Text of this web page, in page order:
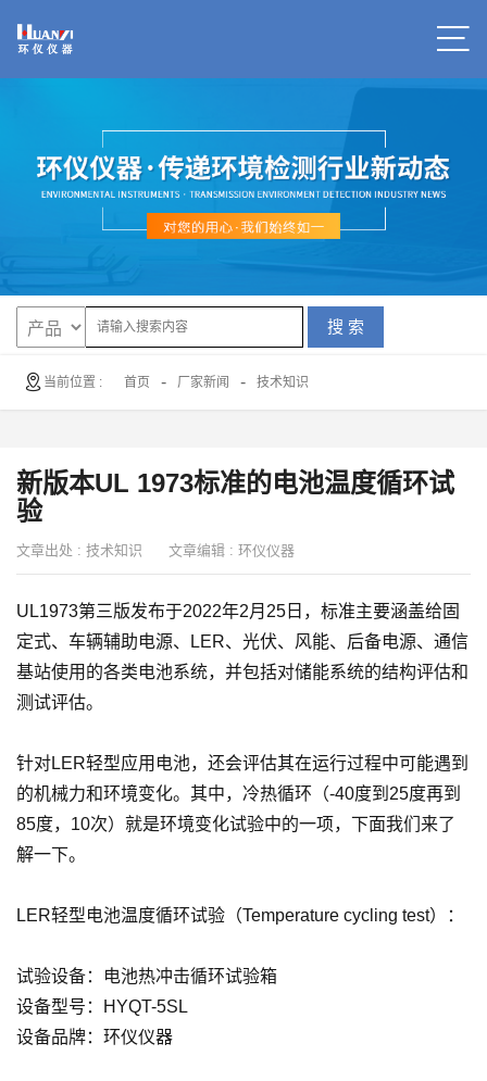
搜 索
当前位置 : 首页 - 厂家新闻 - 技术知识
新版本UL 1973标准的电池温度循环试
验
文章出处 : 技术知识 文章编辑 : 环仪仪器
UL1973第三版发布于2022年2月25日，标准主要涵盖给固
定式、车辆辅助电源、LER、光伏、风能、后备电源、通信
基站使用的各类电池系统，并包括对储能系统的结构评估和
测试评估。
针对LER轻型应用电池，还会评估其在运行过程中可能遇到
的机械力和环境变化。其中，冷热循环（-40度到25度再到
85度，10次）就是环境变化试验中的一项，下面我们来了
解一下。
LER轻型电池温度循环试验（Temperature cycling test）：
试验设备：电池热冲击循环试验箱
设备型号：HYQT-5SL
设备品牌：环仪仪器